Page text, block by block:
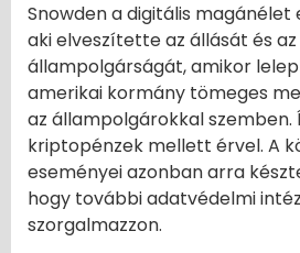
Snowden a digitális
aki elveszítette az állását és
állampolgárságát, amikor
amerikai kormány tömeges
az állampolgárokkal szemben.
kriptopénzek mellett érvel. A
eseményei azonban arra
hogy további adatvédelmi
szorgalmazzon.